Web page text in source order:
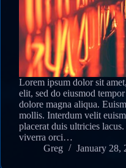
Lorem ipsum dolor sit
elit, sed do eiusmod
dolore magna aliqua.
mollis. Interdum velit
placerat duis ultricies
viverra orci…
Greg
January 28,